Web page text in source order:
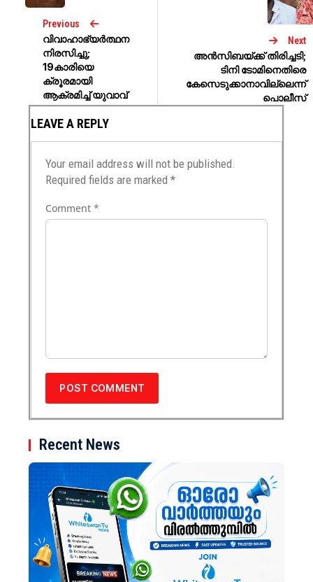
Previous
വിവാഹാഭ്യര്‍ത്ഥന
നിരസിച്ചു;
19കാരിയെ
ക്രൂരമായി
ആക്രമിച്ച് യുവാവ്‌
Next
അൻസിബയ്ക്ക് തിരിച്ചടി;
ടിനി ടോമിനെതിരെ
കേസെടുക്കാനാവില്ലെന്ന്
പൊലീസ്
LEAVE A REPLY
Your email address will not be published.
Required fields are marked*
Comment*
Recent News